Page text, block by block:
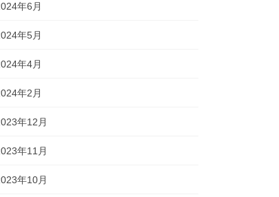
年6月
年5月
年4月
年2月
年12月
年11月
年10月